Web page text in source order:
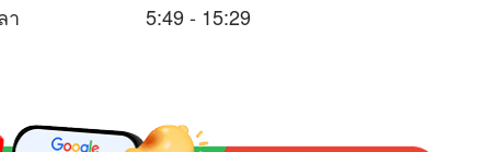
วงเวลา 5:49 - 15:29